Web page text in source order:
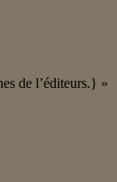
de l’éditeurs.} »